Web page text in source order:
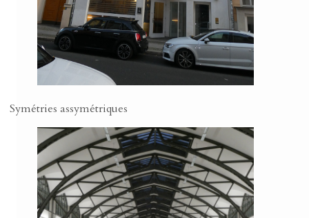
Symétries assymétriques